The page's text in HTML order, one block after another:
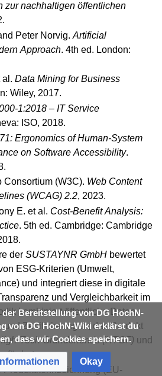
zur nachhaltigen öffentlichen
Peter Norvig. Artificial
Approach. 4th ed. London:
al. Data Mining for Business
Wiley, 2017.
1:2018 – IT Service
ISO, 2018.
Ergonomics of Human-System
on Software Accessibility.
Consortium (W3C). Web Content
(WCAG) 2.2, 2023.
E. et al. Cost-Benefit Analysis:
. 5th ed. Cambridge: Cambridge
der SUSTAYNR GmbHbewertet
ESG-Kriterien (Umwelt,
und integriert diese in digitale
und Vergleichbarkeit im
kombiniert öffentliche Daten,
und Zertifizierungen; das Produkt
Tech Gründerfonds (HTGF) und
Produktkennzeichnung (EU-
Bereitstellung von DG HochN-
von DG HochN-Wiki erklärst du
dass wir Cookies speichern.
Okay